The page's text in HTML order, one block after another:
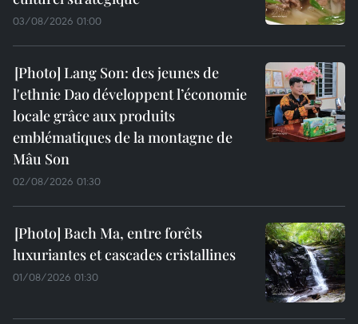
03/08/2026 01:00
Lang Son: des jeunes de
l'ethnie Dao développent l’économie
locale grâce aux produits
emblématiques de la montagne de
Mâu Son
02/08/2026 01:30
Bach Ma, entre forêts
luxuriantes et cascades cristallines
01/08/2026 01:30